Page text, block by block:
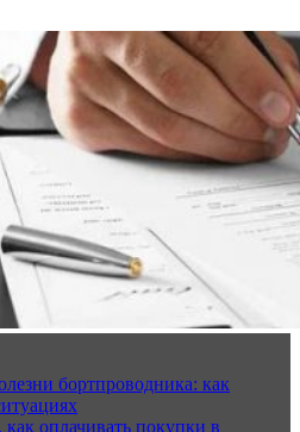
бортпроводника: как
как оплачивать покупки в